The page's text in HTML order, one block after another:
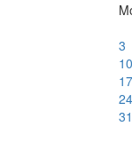
3
10
17
24
31